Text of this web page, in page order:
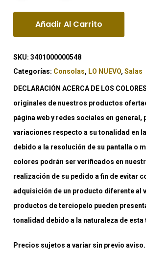
Añadir Al Carrito
SKU: 3401000000548
Categorías: Consolas, LO NUEVO, Salas
DECLARACIÓN ACERCA DE LOS
originales de nuestros productos
página web y redes sociales en general,
variaciones respecto a su tonalidad en
debido a la resolución de su pantalla o
colores podrán ser verificados en
realización de su pedido a fin de evitar
adquisición de un producto diferente al
productos de terciopelo pueden
tonalidad debido a la naturaleza de esta
Precios sujetos a variar sin previo aviso.